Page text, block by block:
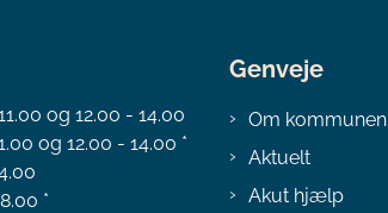
og 12.00 - 14.00
og 12.00 - 14.00 *
*
Genveje
Om kommunen
Aktuelt
Akut hjælp